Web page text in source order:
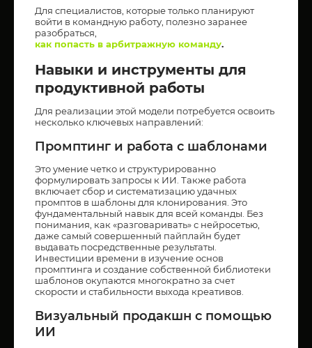
Для специалистов, которые только планируют
войти в командную работу, полезно заранее
разобраться,
как попасть в арбитражную команду.
Навыки и инструменты для
продуктивной работы
Для реализации этой модели потребуется освоить
несколько ключевых направлений:
Промптинг и работа с шаблонами
Это умение четко и структурированно
формулировать запросы к ИИ. Также работа
включает сбор и систематизацию удачных
промптов в шаблоны для клонирования. Это
фундаментальный навык для всей команды. Без
понимания, как «разговаривать» с нейросетью,
даже самый совершенный пайплайн будет
выдавать посредственные результаты.
Инвестиции времени в изучение основ
промптинга и создание собственной библиотеки
шаблонов окупаются многократно за счет
скорости и стабильности выхода креативов.
Визуальный продакшн с помощью
ИИ